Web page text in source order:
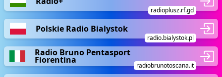
radioplusz.rf.gd
Polskie Radio Bialystok
radio.bialystok.pl
Radio Bruno Pentasport
Fiorentina
radiobrunotoscana.it